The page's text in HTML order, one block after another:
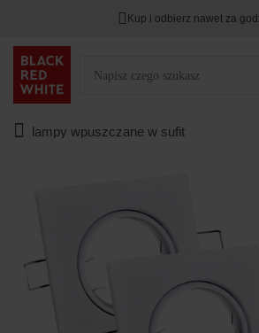
Kup i odbierz nawet za
lampy wpuszczane w sufit